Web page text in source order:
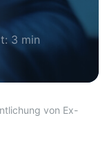
3 min
von Ex-